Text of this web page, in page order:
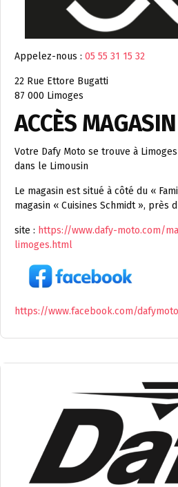
Appelez-nous : 05 55 31 15 32
22 Rue Ettore Bugatti
87 000 Limoges
ACCÈS MAGASIN
Votre Dafy Moto se trouve à
dans le Limousin
Le magasin est situé à côté du «
magasin « Cuisines Schmidt », près
site : https://www.dafy-moto.com/
limoges.html
https://www.facebook.com/